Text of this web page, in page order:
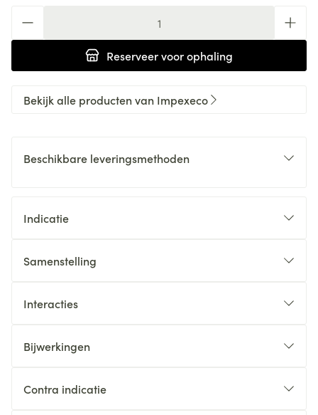
Reserveervoor ophaling
Bekijk alle producten van Impexeco
Beschikbare leveringsmethoden
Indicatie
Samenstelling
Interacties
Bijwerkingen
Contra indicatie